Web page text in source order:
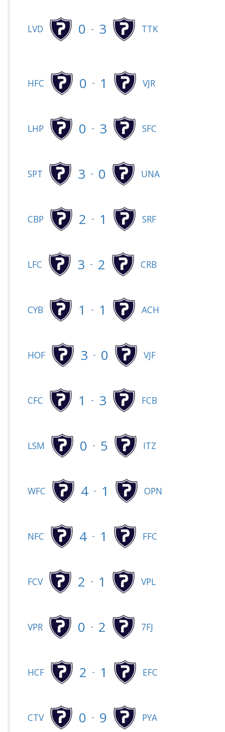
LVD 0 - 3 TTK
HFC 0 - 1 VJR
LHP 0 - 3 SFC
SPT 3 - 0 UNA
CBP 2 - 1 SRF
LFC 3 - 2 CRB
CYB 1 - 1 ACH
HOF 3 - 0 VJF
CFC 1 - 3 FCB
LSM 0 - 5 ITZ
WFC 4 - 1 OPN
NFC 4 - 1 FFC
FCV 2 - 1 VPL
VPR 0 - 2 7FJ
HCF 2 - 1 EFC
CTV 0 - 9 PYA